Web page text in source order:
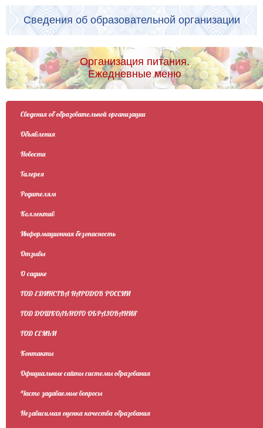
Сведения об образовательной организации
Организация питания.
Ежедневные меню
Сведения об образовательной организации
Объявления
Новости
Галерея
Родителям
Коллектив
Информационная безопасность
Отзывы
О садике
ГОД ЕДИНСТВА НАРОДОВ РОССИИ
ГОД ДОШКОЛЬНОГО ОБРАЗОВАНИЯ
ГОД СЕМЬИ
Контакты
Официальные сайты системы образования
Часто задаваемые вопросы
Независимая оценка качества образования